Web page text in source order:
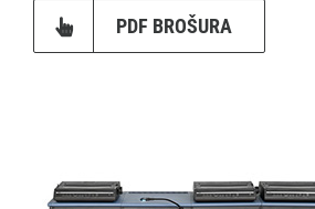
PDF BROŠURA